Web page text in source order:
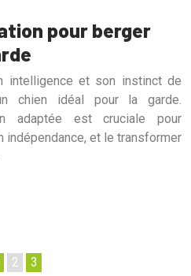
pour berger
intelligence et son instinct de
chien idéal pour la garde.
adaptée est cruciale pour
indépendance, et le transformer
2 3